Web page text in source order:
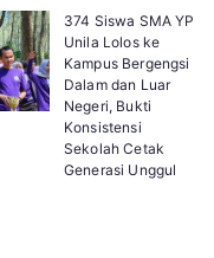
374 Siswa SMA YP
Unila Lolos ke
Kampus Bergengsi
Dalam dan Luar
Negeri, Bukti
Konsistensi
Sekolah Cetak
Generasi Unggul